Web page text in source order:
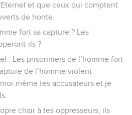
et que ceux qui comptent
de honte.
fort sa capture ? Les
ils ?
: Les prisonniers de l’homme fort
de l’homme violent
même tes accusateurs et je
chair à tes oppresseurs, ils